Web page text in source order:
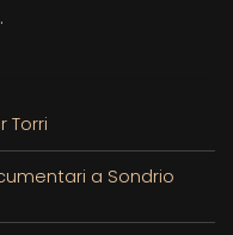
Torri
a Sondrio